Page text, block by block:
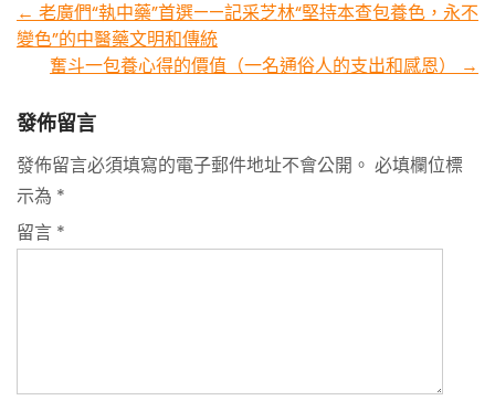
Post
navigation
← 老廣們“執中藥”首選——記采芝林“堅持本查包養色，永不
變色”的中醫藥文明和傳統
奮斗一包養心得的價值（一名通俗人的支出和感恩）
→
發佈留言
發佈留言必須填寫的電子郵件地址不會公開。 必填欄位標
示為 *
留言 *